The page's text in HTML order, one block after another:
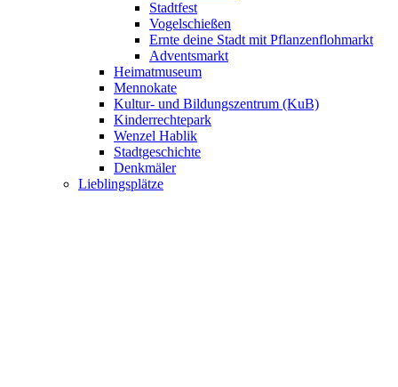
Stadtfest
Vogelschießen
Ernte deine Stadt mit Pflanzenflohmarkt
Adventsmarkt
Heimatmuseum
Mennokate
Kultur- und Bildungszentrum (KuB)
Kinderrechtepark
Wenzel Hablik
Stadtgeschichte
Denkmäler
Lieblingsplätze